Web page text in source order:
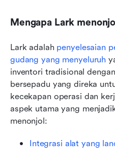
Mengapa Lark
Lark adalah penyelesaian
gudang yang menyeluruh
inventori tradisional
bersepadu yang direka
kecekapan operasi dan
aspek utama yang
menonjol:
Integrasi alat yang